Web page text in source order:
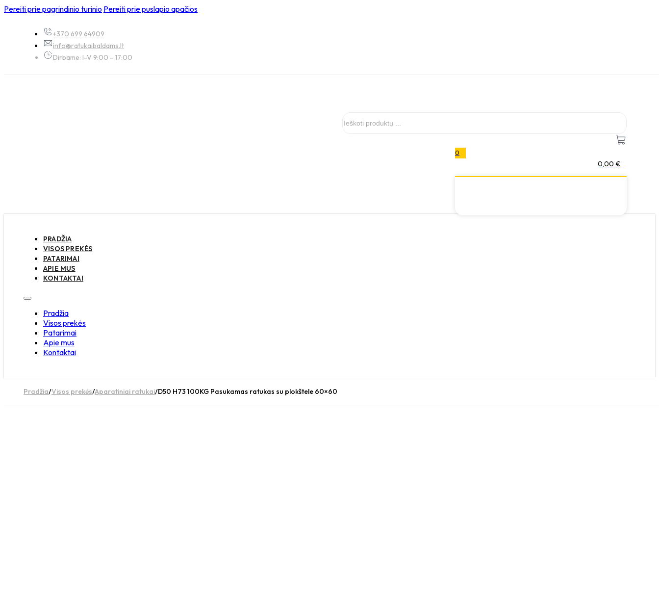
Pereiti prie pagrindinio turinio Pereiti prie puslapio apačios
+370 699 64909
info@ratukaibaldams.lt
Dirbame: I-V 9:00 - 17:00
0
0,00 €
PRADŽIA
VISOS PREKĖS
PATARIMAI
APIE MUS
KONTAKTAI
Pradžia
Visos prekės
Patarimai
Apie mus
Kontaktai
Pradžia/Visos prekės/Aparatiniai ratukai/D50 H73 100KG Pasukamas ratukas su plokštele 60×60